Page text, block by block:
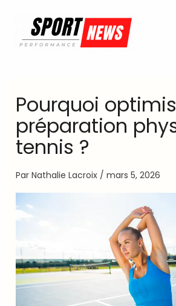
contenu
Pourquoi
préparation
tennis ?
ParNathalie Lacroix /mars 5, 2026